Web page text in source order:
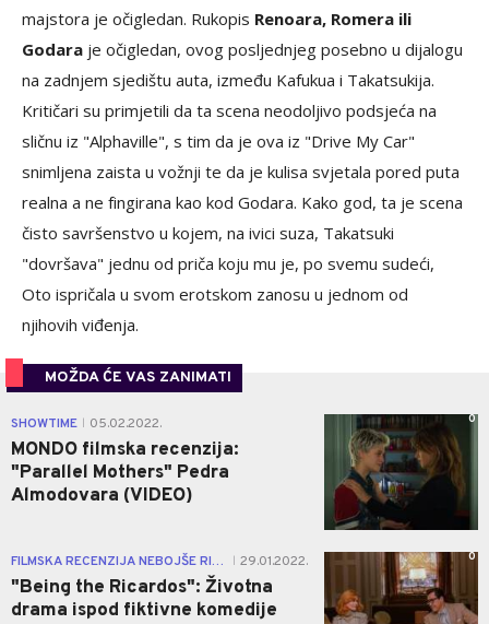
majstora je očigledan. Rukopis Renoara, Romera ili
Godara je očigledan, ovog posljednjeg posebno u dijalogu
na zadnjem sjedištu auta, između Kafukua i Takatsukija.
Kritičari su primjetili da ta scena neodoljivo podsjeća na
sličnu iz "Alphaville", s tim da je ova iz "Drive My Car"
snimljena zaista u vožnji te da je kulisa svjetala pored puta
realna a ne fingirana kao kod Godara. Kako god, ta je scena
čisto savršenstvo u kojem, na ivici suza, Takatsuki
"dovršava" jednu od priča koju mu je, po svemu sudeći,
Oto ispričala u svom erotskom zanosu u jednom od
njihovih viđenja.
MOŽDA ĆE VAS ZANIMATI
SHOWTIME 05.02.2022.
MONDO filmska recenzija:
"Parallel Mothers" Pedra
Almodovara (VIDEO)
0
FILMSKA RECENZIJA NEBOJŠE RISTIĆA 29.01.2022.
"Being the Ricardos": Životna
drama ispod fiktivne komedije
0